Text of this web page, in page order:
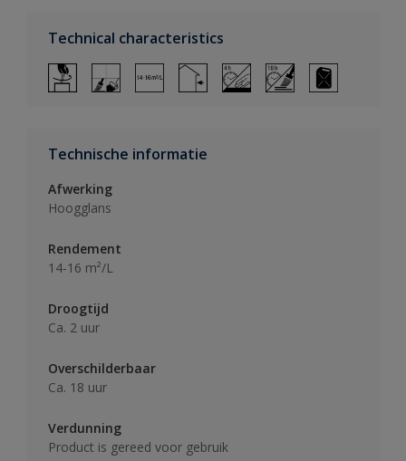
Technical characteristics
Technische informatie
Afwerking
Hoogglans
Rendement
14-16 m²/L
Droogtijd
Ca. 2 uur
Overschilderbaar
Ca. 18 uur
Verdunning
Product is gereed voor gebruik